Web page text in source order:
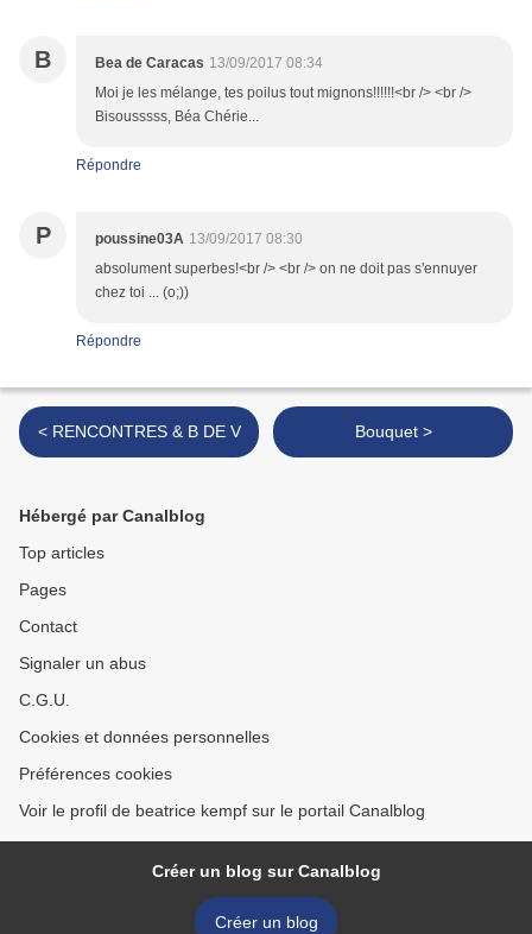
B Bea de Caracas 13/09/2017 08:34
Moi je les mélange, tes poilus tout mignons!!!!!!<br /> <br />
Bisousssss, Béa Chérie...
Répondre
P poussine03A 13/09/2017 08:30
absolument superbes!<br /> <br /> on ne doit pas s'ennuyer
chez toi ... (o;))
Répondre
< RENCONTRES & B DE V Bouquet >
Hébergé par Canalblog
Top articles
Pages
Contact
Signaler un abus
C.G.U.
Cookies et données personnelles
Préférences cookies
Voir le profil de beatrice kempf sur le portail Canalblog
Créer un blog sur Canalblog
Créer un blog